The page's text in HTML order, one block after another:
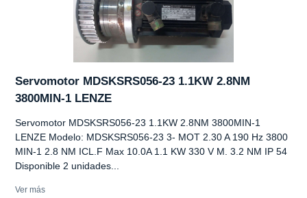
Servomotor MDSKSRS056-23 1.1KW 2.8NM
3800MIN-1 LENZE
Servomotor MDSKSRS056-23 1.1KW 2.8NM 3800MIN-1
LENZE Modelo: MDSKSRS056-23 3- MOT 2.30 A 190 Hz 3800
MIN-1 2.8 NM ICL.F Max 10.0A 1.1 KW 330 V M. 3.2 NM IP 54
Disponible 2 unidades...
Ver más